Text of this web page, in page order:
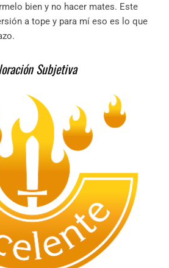
bien y no hacer mates. Este
a tope y para mí eso es lo que
Subjetiva